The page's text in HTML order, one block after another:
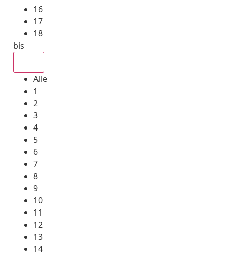
16
17
18
bis
Alle
1
2
3
4
5
6
7
8
9
10
11
12
13
14